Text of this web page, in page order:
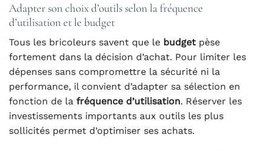
Adapter son choix d’outils selon la fréquence
d’utilisation et le budget
Tous les bricoleurs savent que le budget pèse
fortement dans la décision d’achat. Pour limiter les
dépenses sans compromettre la sécurité ni la
performance, il convient d’adapter sa sélection en
fonction de la fréquence d’utilisation. Réserver les
investissements importants aux outils les plus
sollicités permet d’optimiser ses achats.